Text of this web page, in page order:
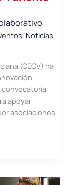
, Noticias,
(CECV) ha
convocatoria
apoyar
asociaciones